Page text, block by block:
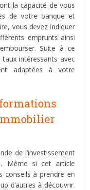
la capacité de vous
de votre banque et
vous devez indiquer
emprunts ainsi
Suite à ce
intéressants avec
adaptées à votre
de l’investissement
Même si cet article
conseils à prendre en
d’autres à découvrir.